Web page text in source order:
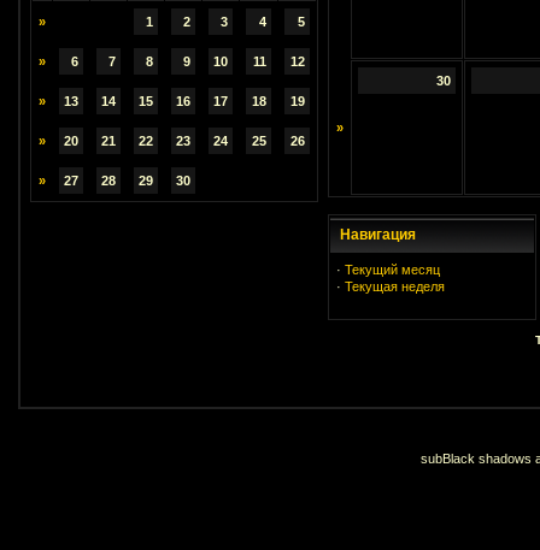
» 1 2 3 4 5
» 6 7 8 9 10 11 12
» 13 14 15 16 17 18 19
» 20 21 22 23 24 25 26
» 27 28 29 30
»
30
Навигация
· Текущий месяц
· Текущая неделя
subBlack shadows